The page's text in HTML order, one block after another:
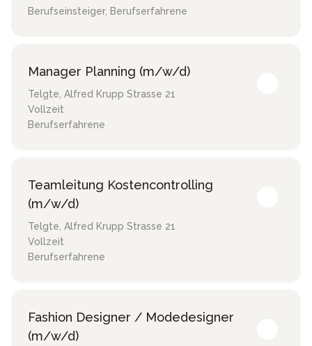
Berufseinsteiger, Berufserfahrene
Manager Planning (m/w/d)
Telgte, Alfred Krupp Strasse 21
Vollzeit
Berufserfahrene
Teamleitung Kostencontrolling
(m/w/d)
Telgte, Alfred Krupp Strasse 21
Vollzeit
Berufserfahrene
Fashion Designer / Modedesigner
(m/w/d)